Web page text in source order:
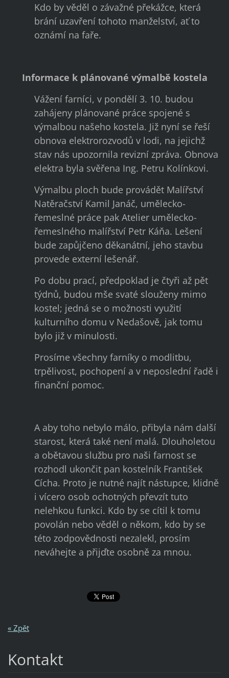
Kdo by věděl o závažné překážce, která
brání uzavření tohoto manželství, ať to
oznámí na faře.
Informace k plánované výmalbě kostela
Vážení farníci, v pondělí 3. 10. budou
zahájeny plánované práce spojené s
výmalbou našeho kostela. Již nyní se řeší
obnova elektrorozvodů v lodi, na jejichž
stav nás upozornila revizní zpráva. Obnova
elektra byla svěřena Ing. Petru Kolínkovi.
Výmalbu ploch bude provádět Malířství
Natěračství Kamil Janáč, umělecko-
řemeslné práce pak Atelier umělecko-
řemeslného malířství Petr Káňa. Lešení
bude zapůjčeno děkanátní, jeho stavbu
provede externí lešenář.
Po dobu prací, předpoklad je čtyři až pět
týdnů, budou mše svaté slouženy mimo
kostel; jedná se o možnosti využití
kulturního domu v Nedašově, jak tomu
bylo již v minulosti.
Prosíme všechny farníky o modlitbu,
trpělivost, pochopení a v neposlední řadě i
finanční pomoc.
A aby toho nebylo málo, přibyla nám další
starost, která také není malá. Dlouholetou
a obětavou službu pro naši farnost se
rozhodl ukončit pan kostelník František
Cícha. Proto je nutné najít nástupce, klidně
i vícero osob ochotných převzít tuto
nelehkou funkci. Kdo by se cítil k tomu
povolán nebo věděl o někom, kdo by se
této zodpovědnosti nezalekl, prosím
neváhejte a přijďte osobně za mnou.
« Zpět
Kontakt